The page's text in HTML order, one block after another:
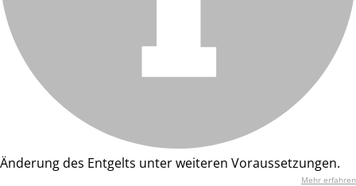
Änderung des Entgelts unter weiteren Voraussetzungen.
Mehr erfahren